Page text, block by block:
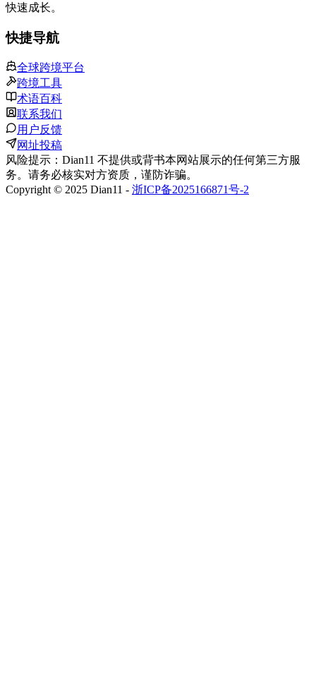
快速成长。
快捷导航
全球跨境平台
跨境工具
术语百科
联系我们
用户反馈
网址投稿
风险提示：Dian11 不提供或背书本网站展示的任何第三方服
务。请务必核实对方资质，谨防诈骗。
Copyright © 2025 Dian11 - 浙ICP备2025166871号-2